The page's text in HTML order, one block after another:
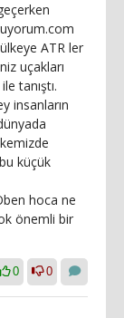
ATR ler
uçakları
tanıştı.
insanların
küçük
hoca ne
önemli bir
0 0